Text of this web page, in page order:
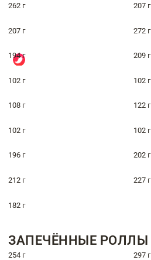
262 г 207 г
207 г 272 г
194 г 209 г
102 г 102 г
108 г 122 г
102 г 102 г
196 г 202 г
212 г 227 г
182 г
ЗАПЕЧЁННЫЕ РОЛЛЫ
254 г 297 г